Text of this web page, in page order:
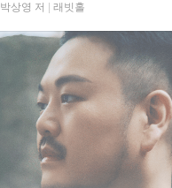
박상영 저 래빗홀